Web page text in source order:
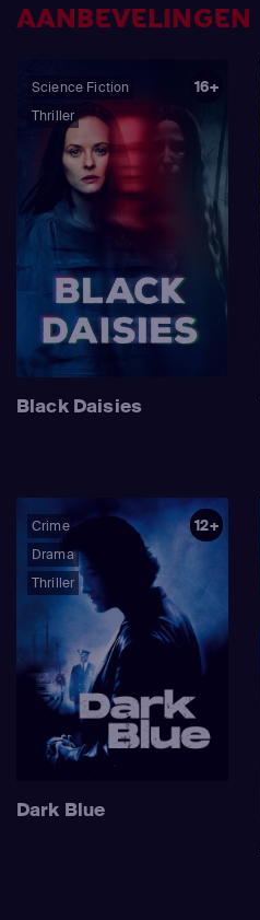
AANBEVELINGEN
Science Fiction
Thriller
16+
Black Daisies
Crime
Drama
Thriller
12+
Dark Blue